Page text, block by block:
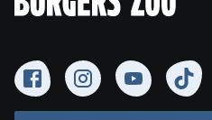
FacebookInstagramYouTubeTikTok